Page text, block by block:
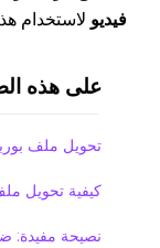
فيديو لاستخدام
على هذه
تحويل ملف
كيفية تحويل ملف
نصيحة مفيدة: